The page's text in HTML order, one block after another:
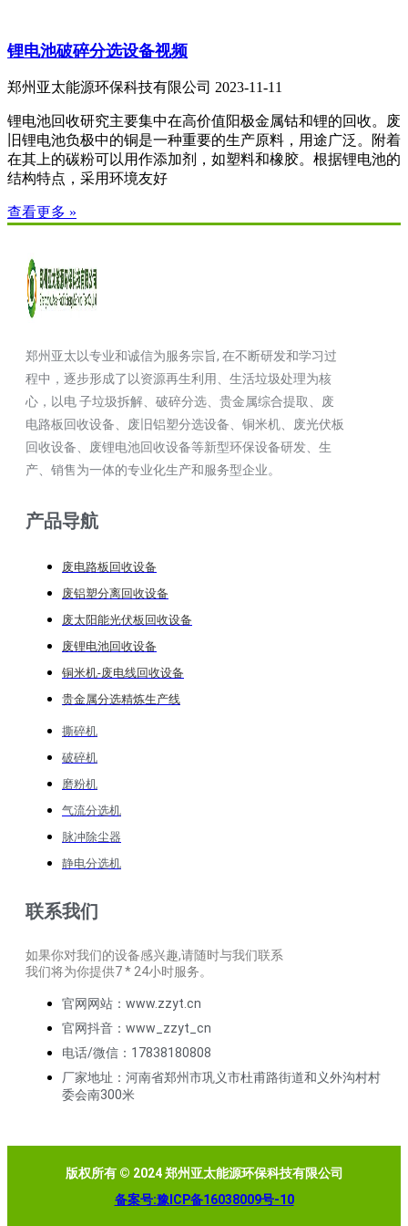
锂电池破碎分选设备视频
郑州亚太能源环保科技有限公司 2023-11-11
锂电池回收研究主要集中在高价值阳极金属钴和锂的回收。废
旧锂电池负极中的铜是一种重要的生产原料，用途广泛。附着
在其上的碳粉可以用作添加剂，如塑料和橡胶。根据锂电池的
结构特点，采用环境友好
查看更多 »
郑州亚太以专业和诚信为服务宗旨, 在不断研发和学习过
程中，逐步形成了以资源再生利用、生活垃圾处理为核
心，以电 子垃圾拆解、破碎分选、贵金属综合提取、废
电路板回收设备、废旧铝塑分选设备、铜米机、废光伏板
回收设备、废锂电池回收设备等新型环保设备研发、生
产、销售为一体的专业化生产和服务型企业。
产品导航
废电路板回收设备
废铝塑分离回收设备
废太阳能光伏板回收设备
废锂电池回收设备
铜米机-废电线回收设备
贵金属分选精炼生产线
撕碎机
破碎机
磨粉机
气流分选机
脉冲除尘器
静电分选机
联系我们
如果你对我们的设备感兴趣,请随时与我们联系
我们将为你提供7 * 24小时服务。
官网网站：www.zzyt.cn
官网抖音：www_zzyt_cn
电话/微信：17838180808
厂家地址：河南省郑州市巩义市杜甫路街道和义外沟村村
委会南300米
版权所有 © 2024 郑州亚太能源环保科技有限公司
备案号:豫ICP备16038009号-10